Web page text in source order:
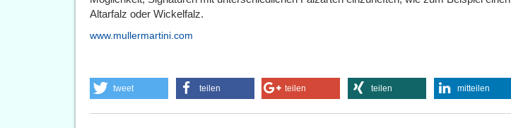
Altarfalz oder Wickelfalz.
www.mullermartini.com
tweet teilen teilen teilen mitteilen